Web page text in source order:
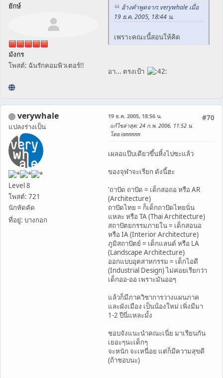
ยักษ์
มังกร
โพสต์: ฉันรักคอมพิวเตอร์!!
อ้างคำพูดจาก: verywhale เมื่อ
19 ธ.ค. 2005, 18:44 น.
เพราะคณะนี้สอนให้คิด
อา... ตรงเป้า
verywhale
แปลงร่างเป็น
Level 8
โพสต์: 721
นักหัดคัด
ที่อยู่: บางกอก
#70
19 ธ.ค. 2005, 18:56 น.
แก้ไขล่าสุด: 24 ก.พ. 2006, 11:52 น.
โดย iannnnn
เผลอแป๊บเดียวขึ้นหิ้งไปซะแล้ว
ของจุฬาจะเรียก ดังนี้ฮะ
'ถาปัด ถาปัด = เด็กสอถอ หรือ AR
(Architecture)
ถาปัดไทย = ก็เด็กถาปัดไทยนั่น
แหละ หรือ TA (Thai Architecture)
สถาปัตยกรรมภายใน = เด็กสอนอ
หรือ IA (Interior Architecture)
ภูมิสถาปัตย์ = เด็กแลนด์ หรือ LA
(Landscape Architecture)
ออกแบบอุตสาหกรรม = เด็กไอดี
(Industrial Design) ไม่ค่อยเรียกว่า
เด็กออ-ออ เพราะมันออๆ
แล้วก็มีภาควิชาการวางแผนภาค
และผังเมือง เป็นน้องใหม่ เพิ่งมีมา
1-2 ปีนี่แหละมั้ง
ชอบจังแนะนำคณะเนี่ย มาเรียนกัน
เยอะๆนะเด็กๆ
จะหนัก จะเหนื่อย แต่ก็มีความสุขดี
(ถ้าชอบนะ)